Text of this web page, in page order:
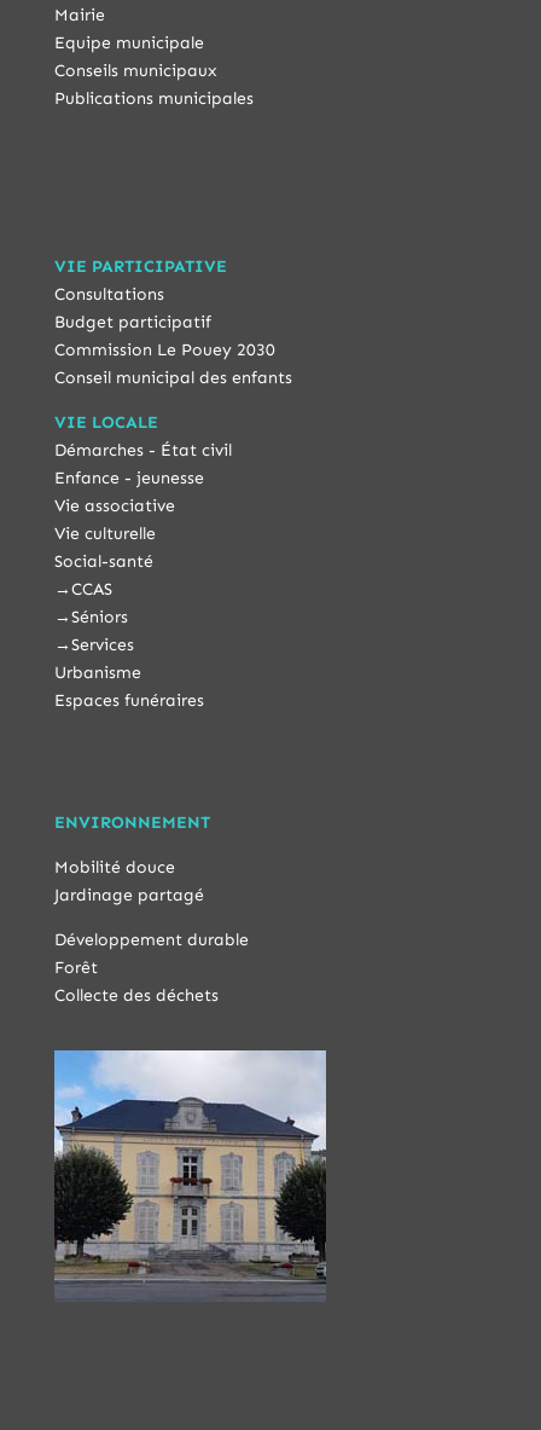
Mairie
Equipe municipale
Conseils municipaux
Publications municipales
VIE PARTICIPATIVE
Consultations
Budget participatif
Commission Le Pouey 2030
Conseil municipal des enfants
VIE LOCALE
Démarches - État civil
Enfance - jeunesse
Vie associative
Vie culturelle
Social-santé
→CCAS
→Séniors
→Services
Urbanisme
Espaces funéraires
ENVIRONNEMENT
Mobilité douce
Jardinage partagé
Développement durable
Forêt
Collecte des déchets